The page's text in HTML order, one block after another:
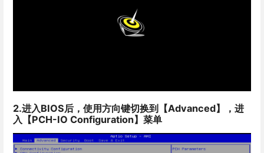
2.进入BIOS后，使用方向键切换到【Advanced】，进
入【PCH-IO Configuration】菜单